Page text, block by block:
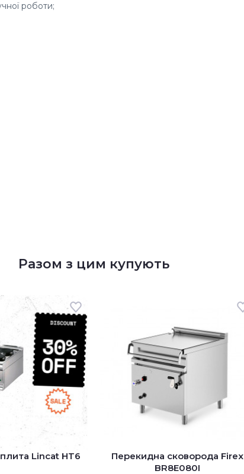
роботи;
Разом з цим купують
Lincat HT6
Перекидна сковорода Firex
BR8E080I